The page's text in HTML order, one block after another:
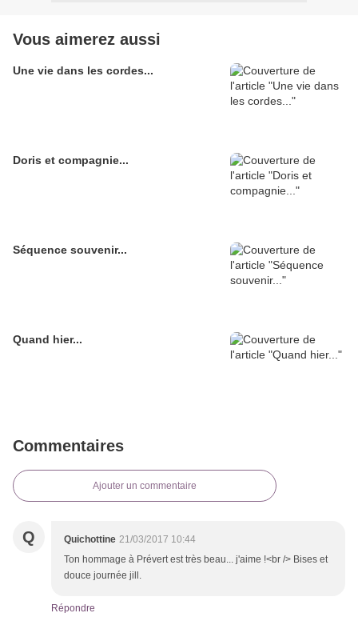
Vous aimerez aussi
Une vie dans les cordes...
Doris et compagnie...
Séquence souvenir...
Quand hier...
Commentaires
Ajouter un commentaire
Q Quichottine 21/03/2017 10:44
Ton hommage à Prévert est très beau... j'aime !<br /> Bises et
douce journée jill.
Répondre